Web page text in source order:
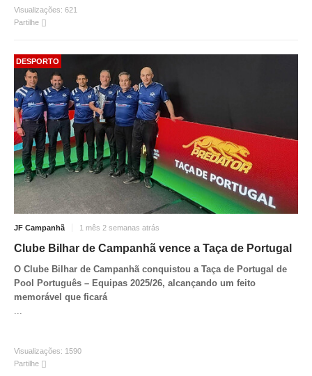
Visualizações: 621
Partilhe
DESPORTO
JF Campanhã 1 mês 2 semanas atrás
Clube Bilhar de Campanhã vence a Taça de Portugal
O Clube Bilhar de Campanhã conquistou a Taça de Portugal de
Pool Português – Equipas 2025/26, alcançando um feito
memorável que ficará
...
Visualizações: 1590
Partilhe